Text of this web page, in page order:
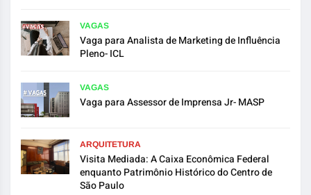
VAGAS
Vaga para Analista de Marketing de Influência
Pleno- ICL
VAGAS
Vaga para Assessor de Imprensa Jr- MASP
ARQUITETURA
Visita Mediada: A Caixa Econômica Federal
enquanto Patrimônio Histórico do Centro de
São Paulo